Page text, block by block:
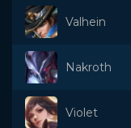
Valhein
Nakroth
Violet